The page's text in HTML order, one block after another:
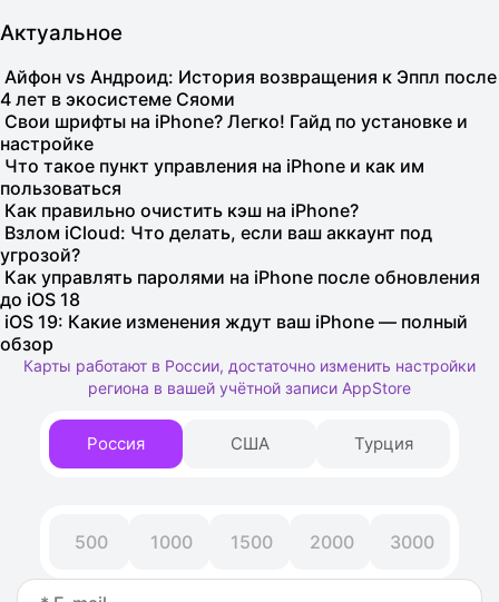
Актуальное
Айфон vs Андроид: История возвращения к Эппл после
4 лет в экосистеме Сяоми
Свои шрифты на iPhone? Легко! Гайд по установке и
настройке
Что такое пункт управления на iPhone и как им
пользоваться
Как правильно очистить кэш на iPhone?
Взлом iCloud: Что делать, если ваш аккаунт под
угрозой?
Как управлять паролями на iPhone после обновления
до iOS 18
iOS 19: Какие изменения ждут ваш iPhone — полный
обзор
Карты работают в России, достаточно изменить настройки
региона в вашей учётной записи AppStore
Россия США Турция
500 1000 1500 2000 3000